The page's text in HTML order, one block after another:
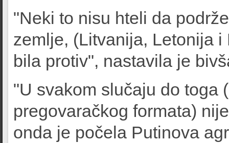
"Neki to nisu hteli da
zemlje, (Litvanija, Letonija
bila protiv", nastavila je
"U svakom slučaju do toga
pregovaračkog formata)
onda je počela Putinova